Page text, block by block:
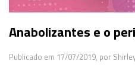
Anabolizantes e o
Publicado em 17/07/2019, por